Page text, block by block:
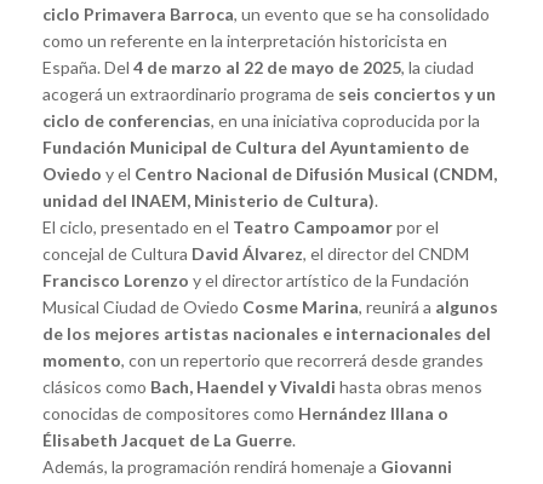
ciclo Primavera Barroca, un evento que se ha consolidado
como un referente en la interpretación historicista en
España. Del 4 de marzo al 22 de mayo de 2025, la ciudad
acogerá un extraordinario programa de seis conciertos y un
ciclo de conferencias, en una iniciativa coproducida por la
Fundación Municipal de Cultura del Ayuntamiento de
Oviedo y el Centro Nacional de Difusión Musical (CNDM,
unidad del INAEM, Ministerio de Cultura).
El ciclo, presentado en el Teatro Campoamorpor el
concejal de Cultura David Álvarez, el director del CNDM
Francisco Lorenzo y el director artístico de la Fundación
Musical Ciudad de Oviedo Cosme Marina, reunirá a algunos
de los mejores artistas nacionales e internacionales del
momento, con un repertorio que recorrerá desde grandes
clásicos como Bach, Haendel y Vivaldi hasta obras menos
conocidas de compositores como Hernández Illana o
Élisabeth Jacquet de La Guerre.
Además, la programación rendirá homenaje a Giovanni